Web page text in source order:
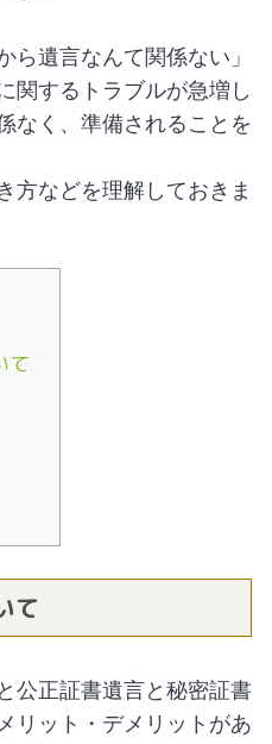
ら遺言なんて関係ない」
関するトラブルが急増し
なく、準備されることを
方などを理解しておきま
て
て
公正証書遺言と秘密証書
リット・デメリットがあ